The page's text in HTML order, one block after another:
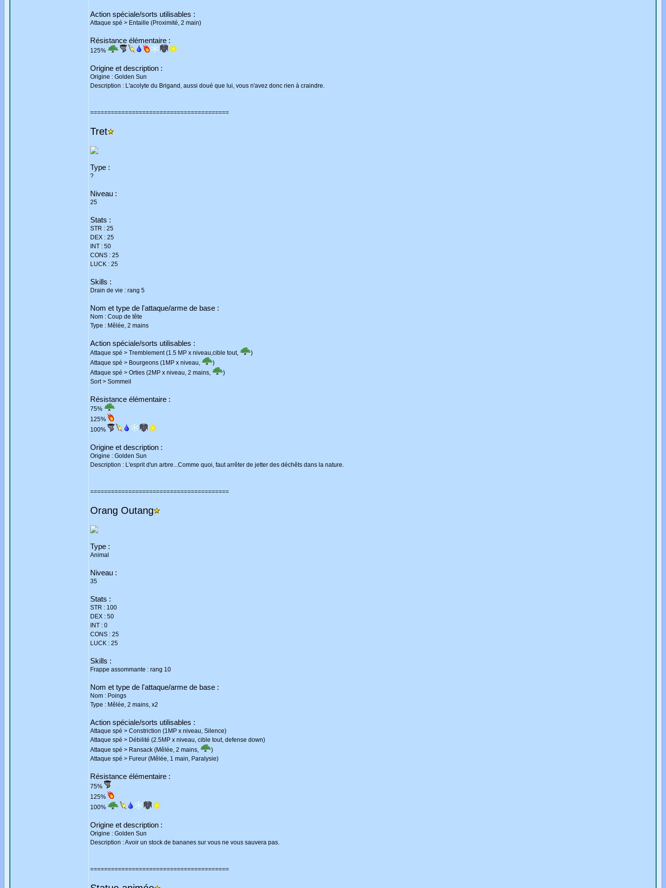
Action spéciale/sorts utilisables :
Attaque spé > Entaille (Proximité, 2 main)
Résistance élémentaire :
125%
Origine et description :
Origine : Golden Sun
Description : L'acolyte du Brigand, aussi doué que lui, vous n'avez donc rien à craindre.
========================================
Tret
Type :
?
Niveau :
25
Stats :
STR : 25
DEX : 25
INT : 50
CONS : 25
LUCK : 25
Skills :
Drain de vie : rang 5
Nom et type de l'attaque/arme de base :
Nom : Coup de tête
Type : Mêlée, 2 mains
Action spéciale/sorts utilisables :
Attaque spé > Tremblement (1.5 MP x niveau,cible tout,
)
Attaque spé > Bourgeons (1MP x niveau,
)
Attaque spé > Orties (2MP x niveau, 2 mains,
)
Sort > Sommeil
Résistance élémentaire :
75%
125%
100%
Origine et description :
Origine : Golden Sun
Description : L'esprit d'un arbre...Comme quoi, faut arrêter de jetter des déchêts dans la nature.
========================================
Orang Outang
Type :
Animal
Niveau :
35
Stats :
STR : 100
DEX : 50
INT : 0
CONS : 25
LUCK : 25
Skills :
Frappe assommante : rang 10
Nom et type de l'attaque/arme de base :
Nom : Poings
Type : Mêlée, 2 mains, x2
Action spéciale/sorts utilisables :
Attaque spé > Constriction (1MP x niveau, Silence)
Attaque spé > Débilité (2.5MP x niveau, cible tout, defense down)
Attaque spé > Ransack (Mêlée, 2 mains,
)
Attaque spé > Fureur (Mêlée, 1 main, Paralysie)
Résistance élémentaire :
75%
125%
100%
Origine et description :
Origine : Golden Sun
Description : Avoir un stock de bananes sur vous ne vous sauvera pas.
========================================